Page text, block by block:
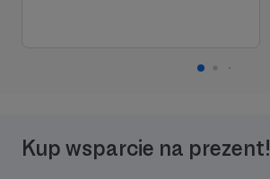
Kup wsparcie na prezent!